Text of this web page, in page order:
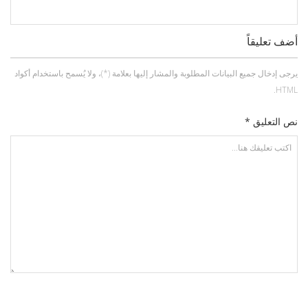
أضف تعليقاً
يرجى إدخال جميع البيانات المطلوبة والمشار إليها بعلامة (*)، ولا يُسمح باستخدام أكواد
HTML.
نص التعليق *